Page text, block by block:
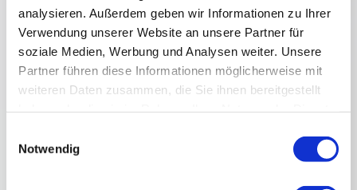
analysieren. Außerdem geben wir Informationen zu Ihrer
Verwendung unserer Website an unsere Partner für
soziale Medien, Werbung und Analysen weiter. Unsere
Partner führen diese Informationen möglicherweise mit
weiteren Daten zusammen, die Sie ihnen bereitgestellt
Notwendig
evym wurde entwickelt, um den höchsten
Ansprüchen gerecht zu werden und vereint
modernes Design mit langlebiger Funktionalität.
Als stolzer Anbieter dieser Marke freuen wir uns,
unseren Kunden ein Produktportfolio zu